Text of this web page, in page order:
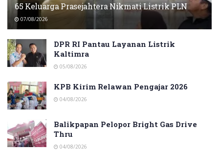
65 Keluarga Prasejahtera Nikmati Listrik PLN
07/08/2026
DPR RI Pantau Layanan Listrik
Kaltimra
05/08/2026
KPB Kirim Relawan Pengajar 2026
04/08/2026
Balikpapan Pelopor Bright Gas Drive
Thru
04/08/2026